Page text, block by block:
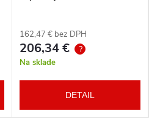
162,47 € bez DPH
206,34 € ?
Na sklade
DETAIL